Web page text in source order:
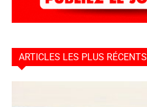
ARTICLES LES PLUS RÉCENTS